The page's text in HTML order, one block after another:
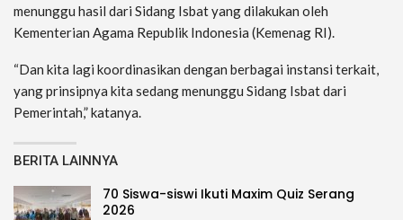
menunggu hasil dari Sidang Isbat yang dilakukan oleh
Kementerian Agama Republik Indonesia (Kemenag RI).
“Dan kita lagi koordinasikan dengan berbagai instansi terkait,
yang prinsipnya kita sedang menunggu Sidang Isbat dari
Pemerintah,” katanya.
BERITA LAINNYA
70 Siswa-siswi Ikuti Maxim Quiz Serang
2026